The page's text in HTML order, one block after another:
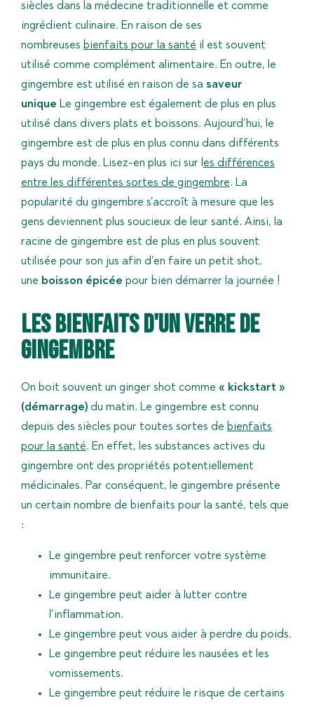
siècles dans la médecine traditionnelle et comme
ingrédient culinaire. En raison de ses
nombreuses bienfaits pour la santé il est souvent
utilisé comme complément alimentaire. En outre, le
gingembre est utilisé en raison de sa saveur
unique Le gingembre est également de plus en plus
utilisé dans divers plats et boissons. Aujourd’hui, le
gingembre est de plus en plus connu dans différents
pays du monde. Lisez-en plus ici sur es différences
entre les différentes sortes de gingembre. La
popularité du gingembre s’accroît à mesure que les
gens deviennent plus soucieux de leur santé. Ainsi, la
racine de gingembre est de plus en plus souvent
utilisée pour son jus afin d’en faire un petit shot,
une boisson épicée pour bien démarrer la journée !
Les bienfaits d'un verre de
gingembre
On boit souvent un ginger shot comme « kickstart »
(démarrage) du matin. Le gingembre est connu
depuis des siècles pour toutes sortes de bienfaits
pour la santé. En effet, les substances actives du
gingembre ont des propriétés potentiellement
médicinales. Par conséquent, le gingembre présente
un certain nombre de bienfaits pour la santé, tels que
:
Le gingembre peut renforcer votre système
immunitaire.
Le gingembre peut aider à lutter contre
l’inflammation.
Le gingembre peut vous aider à perdre du poids.
Le gingembre peut réduire les nausées et les
vomissements.
Le gingembre peut réduire le risque de certains